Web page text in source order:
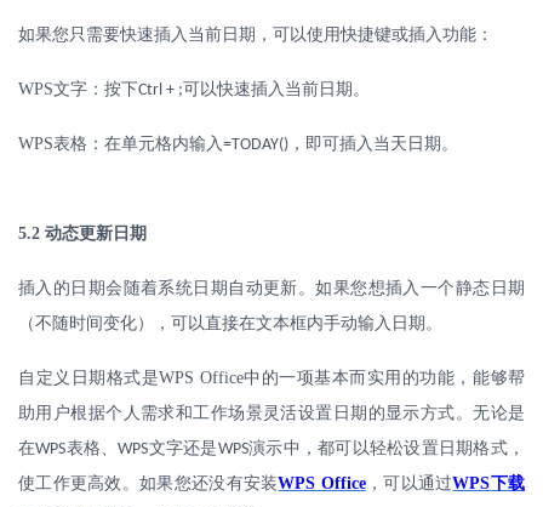
如果您只需要快速插入当前日期，可以使用快捷键或插入功能：
WPS文字：按下Ctrl + ;可以快速插入当前日期。
WPS表格：在单元格内输入 =TODAY() ，即可插入当天日期。
5.2 动态更新日期
插入的日期会随着系统日期自动更新。如果您想插入一个静态日期
（不随时间变化），可以直接在文本框内手动输入日期。
自定义日期格式是WPS Office中的一项基本而实用的功能，能够帮
助用户根据个人需求和工作场景灵活设置日期的显示方式。无论是
在WPS表格、WPS文字还是WPS演示中，都可以轻松设置日期格式，
使工作更高效。如果您还没有安装WPS Office，可以通过WPS下载